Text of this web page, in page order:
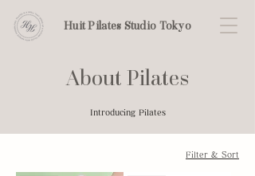
Huit Pilates Studio Tokyo
About Pilates
​Introducing Pilates
Filter & Sort